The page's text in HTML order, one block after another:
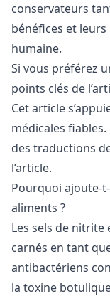
conservateurs
bénéfices et
humaine.
Si vous préférez
points clés de
Cet article
médicales
des traductions
l’article.
Pourquoi ajoute-
aliments ?
Les sels de
carnés en tant
antibactériens
la toxine